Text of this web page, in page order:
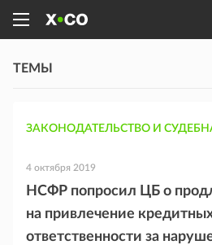
ТЕМЫ
ЗАКОНОДАТЕЛЬСТВО И
4 октября 2019
НСФР попросил ЦБ о
на привлечение
ответственности за